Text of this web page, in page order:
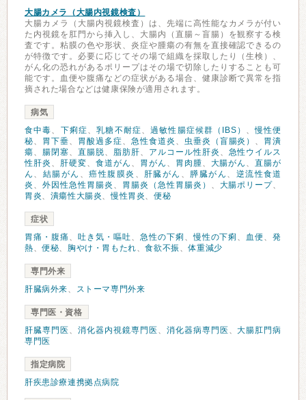
大腸カメラ（大腸内視鏡検査）
大腸カメラ（大腸内視鏡検査）は、先端に高性能なカメラが付い
た内視鏡を肛門から挿入し、大腸内（直腸～盲腸）を観察する検
査です。粘膜の色や形状、炎症や腫瘍の有無を直接確認できるの
が特徴です。必要に応じてその場で組織を採取したり（生検）、
がん化の恐れがあるポリープはその場で切除したりすることも可
能です。血便や腹痛などの症状がある場合、健康診断で異常を指
摘された場合などは健康保険が適用されます。
病気
食中毒、 下痢症、乳糖不耐症、過敏性腸症候群（IBS） 、慢性便
秘、 胃下垂、 胃酸過多症、 急性食道炎 、 虫垂炎（盲腸炎） 、 胃潰
瘍、 腸閉塞、 直腸脱、 脂肪肝、 アルコール性肝炎 、 急性ウイルス
性肝炎 、 肝硬変、 食道がん 、 胃がん 、 胃肉腫、 大腸がん 、直腸が
ん 、 結腸がん 、癌性腹膜炎 、 肝臓がん 、 膵臓がん 、 逆流性食道
炎 、 外因性急性胃腸炎 、 胃腸炎（急性胃腸炎） 、 大腸ポリープ、
胃炎、 潰瘍性大腸炎、慢性胃炎、便秘
症状
胃痛・腹痛 、 吐き気・嘔吐、 急性の下痢 、慢性の下痢 、 血便、発
熱、便秘、 胸やけ・胃もたれ、食欲不振 、体重減少
専門外来
肝臓病外来、 ストーマ専門外来
専門医・資格
肝臓専門医 、 消化器内視鏡専門医 、 消化器病専門医 、大腸肛門病
専門医
指定病院
肝疾患診療連携拠点病院